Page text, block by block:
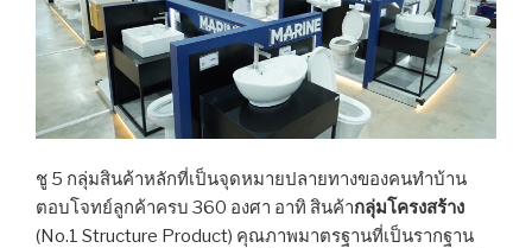
ชู 5 กลุ่มสินค้าหลักที่เป็นจุดหมายปลายทางของคนทำบ้าน
ตอบโจทย์ลูกค้าครบ 360 องศา อาทิ สินค้ากลุ่มโครงสร้าง
(No.1 Structure Product) คุณภาพมาตรฐานที่เป็นรากฐาน